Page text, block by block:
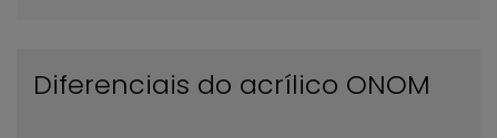
Diferenciais do acrílico ONOM